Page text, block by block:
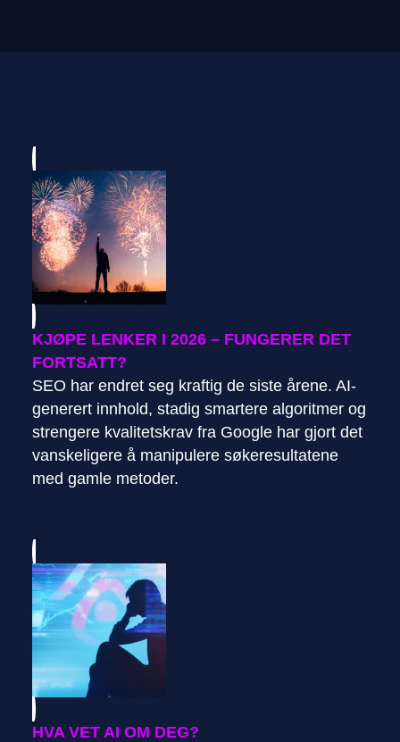
KJØPE LENKER I 2026 – FUNGERER DET
FORTSATT?
SEO har endret seg kraftig de siste årene. AI-
generert innhold, stadig smartere algoritmer og
strengere kvalitetskrav fra Google har gjort det
vanskeligere å manipulere søkeresultatene
med gamle metoder.
HVA VET AI OM DEG?